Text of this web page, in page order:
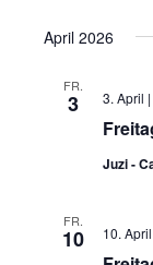
April 2026
FR.
3 3. April
Juzi -
FR.
10 10.